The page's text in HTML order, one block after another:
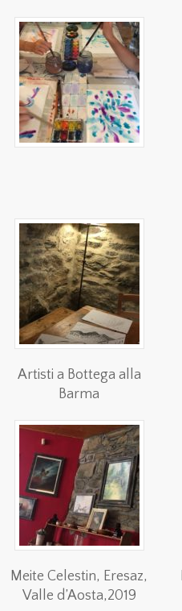
Artisti a Bottega alla
Barma
Meite Celestin, Eresaz,
Valle d’Aosta,2019